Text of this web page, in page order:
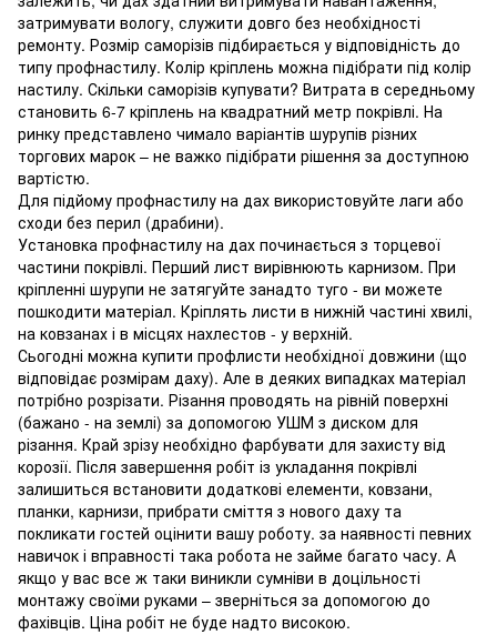
затримувати вологу, служити довго без необхідності
ремонту. Розмір саморізів підбирається у відповідність до
типу профнастилу. Колір кріплень можна підібрати під колір
настилу. Скільки саморізів купувати? Витрата в середньому
становить 6-7 кріплень на квадратний метр покрівлі. На
ринку представлено чимало варіантів шурупів різних
торгових марок – не важко підібрати рішення за доступною
вартістю.
Для підйому профнастилу на дах використовуйте лаги або
сходи без перил (драбини).
Установка профнастилу на дах починається з торцевої
частини покрівлі. Перший лист вирівнюють карнизом. При
кріпленні шурупи не затягуйте занадто туго - ви можете
пошкодити матеріал. Кріплять листи в нижній частині хвилі,
на ковзанах і в місцях нахлестов - у верхній.
Сьогодні можна купити профлисти необхідної довжини (що
відповідає розмірам даху). Але в деяких випадках матеріал
потрібно розрізати. Різання проводять на рівній поверхні
(бажано - на землі) за допомогою УШМ з диском для
різання. Край зрізу необхідно фарбувати для захисту від
корозії. Після завершення робіт із укладання покрівлі
залишиться встановити додаткові елементи, ковзани,
планки, карнизи, прибрати сміття з нового даху та
покликати гостей оцінити вашу роботу. за наявності певних
навичок і вправності така робота не займе багато часу. А
якщо у вас все ж таки виникли сумніви в доцільності
монтажу своїми руками – зверніться за допомогою до
фахівців. Ціна робіт не буде надто високою.